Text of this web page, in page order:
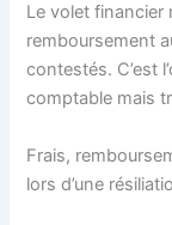
Le volet financier
remboursement
contestés. C’est
comptable mais
Frais,
lors d’une